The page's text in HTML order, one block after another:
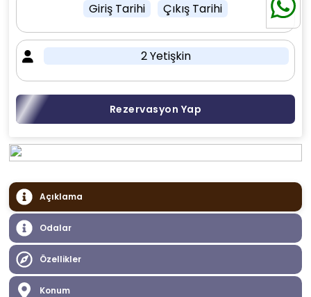
Giriş Tarihi Çıkış Tarihi
2 Yetişkin
Rezervasyon Yap
Açıklama
Odalar
Özellikler
Konum